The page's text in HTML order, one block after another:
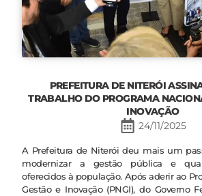
PREFEITURA DE NITERÓI
TRABALHO DO PROGRAMA
INOVAÇÃO
24/11/2025
A Prefeitura de Niterói deu mais um
modernizar a gestão pública e
oferecidos à população. Após aderir ao
Gestão e Inovação (PNGI), do Governo